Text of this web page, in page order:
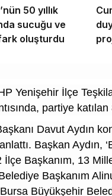
50 yıllık
sucuğu ve
oluşturdu
Yenişehir İlçe
partiye
Davut Aydın
Başkan Aydın,
İlçe Başkanım, 13
Başkanım
Büyükşehir